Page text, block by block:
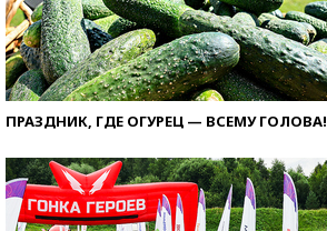
ПРАЗДНИК, ГДЕ ОГУРЕЦ — ВСЕМУ ГОЛОВА!